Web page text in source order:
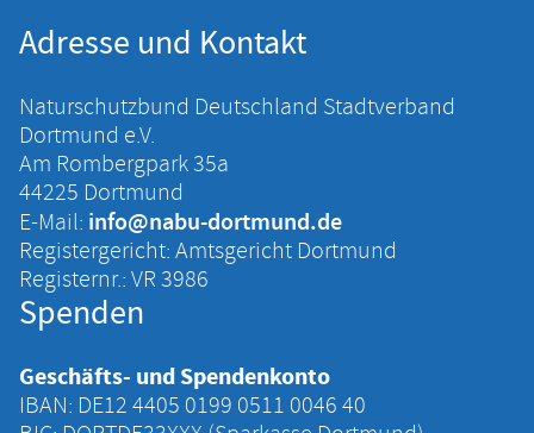
Adresse und Kontakt
Naturschutzbund Deutschland Stadtverband
Dortmund e.V.
Am Rombergpark 35a
44225 Dortmund
E-Mail: info@nabu-dortmund.de
Registergericht: Amtsgericht Dortmund
Registernr.: VR 3986
Spenden
Geschäfts- und Spendenkonto
IBAN: DE12 4405 ‍0199 ‍0511 ‍0046 ‍40